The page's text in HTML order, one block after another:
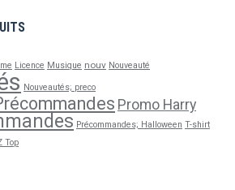
Licence Musique nouv Nouveauté
Nouveautés; preco
Promo Harry
Précommandes; Halloween T-shirt
Top